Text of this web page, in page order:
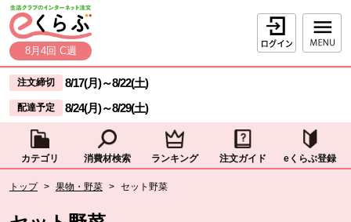
ページの先頭です。
本文へジャンプする。
8月4回 C週
ログイン
ここからサイト内共通メニューです。
サイト内共通メニューをスキップする
注文締切 8/17(月)～8/22(土)
配達予定 8/24(月)～8/29(土)
カテゴリ 消費材検索 ランキング 注文ガイド eくらぶ登録
トップ > 果物・野菜 > セット野菜